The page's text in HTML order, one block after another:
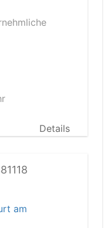
Details
am